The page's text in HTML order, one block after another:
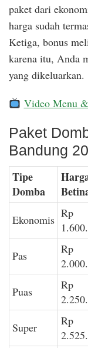
paket dari
harga sudah
Ketiga, bonus
karena itu, Anda
yang dikeluarkan.
Video Menu
Paket
Bandung
Tipe
Domba
Ekonomis Rp
Pas
Rp
Puas
Rp
Super
Rp